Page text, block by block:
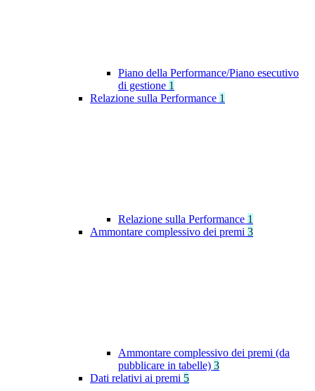
Piano della Performance/Piano esecutivo
di gestione 1
Relazione sulla Performance 1
Relazione sulla Performance 1
Ammontare complessivo dei premi 3
Ammontare complessivo dei premi (da
pubblicare in tabelle) 3
Dati relativi ai premi 5